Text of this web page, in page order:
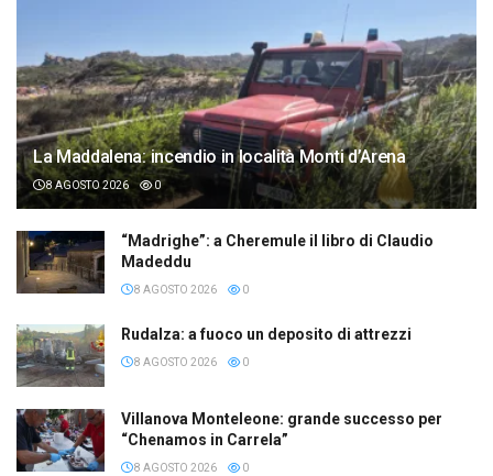
La Maddalena: incendio in località Monti d’Arena
8 AGOSTO 2026 0
“Madrighe”: a Cheremule il libro di Claudio
Madeddu
8 AGOSTO 2026 0
Rudalza: a fuoco un deposito di attrezzi
8 AGOSTO 2026 0
Villanova Monteleone: grande successo per
“Chenamos in Carrela”
8 AGOSTO 2026 0